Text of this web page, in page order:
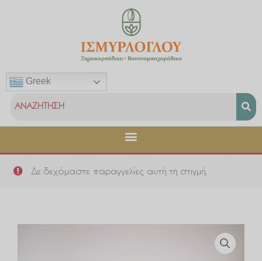
Greek
Δε δεχόμαστε παραγγελίες αυτή τη στιγμή.